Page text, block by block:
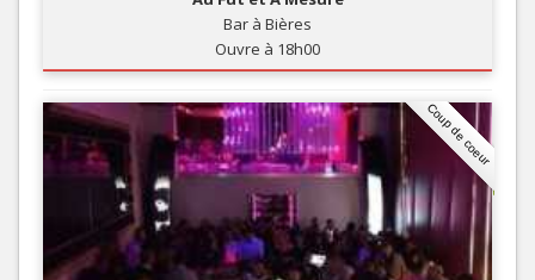
Bar à Bières
Ouvre à 18h00
Coup de coeur